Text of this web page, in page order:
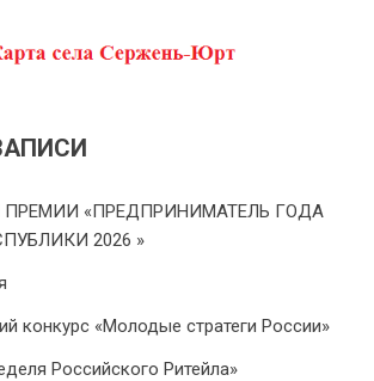
«ПРЕДПРИНИМАТЕЛЬ ГОДА
2026 »
конкурс «Молодые стратеги России»
Российского Ритейла»